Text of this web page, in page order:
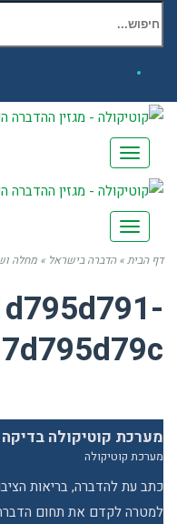
חיפוש עבור:
תפריט
תפריט
דף הבית» הדברה בישראל » מחלה
מערכת קוטיקולה בדיקה
מערכת קוטיקולה
כתב עת להדברה, בריאות
למטרה לקדם את תחום